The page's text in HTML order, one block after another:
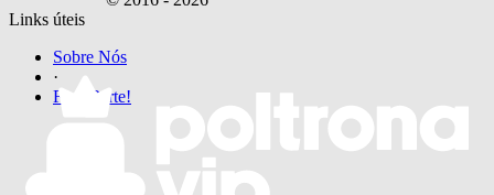
Links úteis
Sobre Nós
·
Faça Parte!